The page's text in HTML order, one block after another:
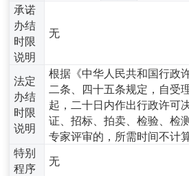
承诺
办结
时限
说明
无
法定
办结
时限
说明
根据《中华人民共和国行政
二条、四十五条规定，自受
起，二十日内作出行政许可
证、招标、拍卖、检验、检
专家评审的，所需时间不计
特别
程序
无